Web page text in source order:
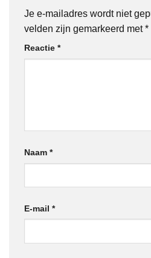
Je e-mailadres wordt niet
velden zijn gemarkeerd met*
Reactie *
Naam *
E-mail *